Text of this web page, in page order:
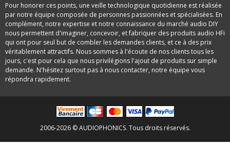
Pour honorer ces points, une veille technologique quotidienne est réalisée
par notre équipe composée de personnes passionnées et spécialisées. En
complément, notre expertise et notre connaissance du marché audio DIY
nous permettent d'imaginer, concevoir, et fabriquer des produits audio HFi
qui ont pour seul but de combler les demandes clients, et ce à des prix
véritablement attractifs. Nous sommes à l'écoute de nos clients tous les
jours, c'est pour cela que nous privilégions l'ajout de produits sur simple
demande. N'hésitez surtout pas à nous contacter, notre équipe vous
répondra rapidement.
2006-2026 © AUDIOPHONICS. Tous droits réservés.